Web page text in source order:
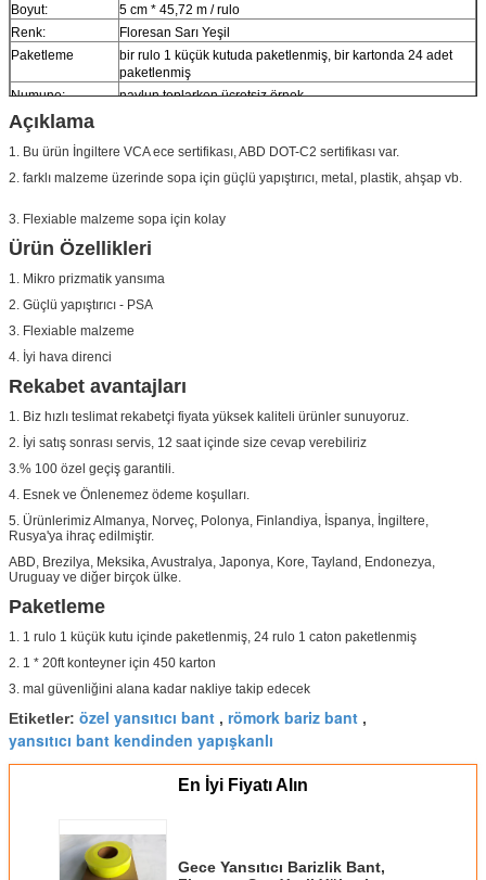
Boyut:
5 cm * 45,72 m / rulo
Renk:
Floresan Sarı Yeşil
Paketleme
bir rulo 1 küçük kutuda paketlenmiş, bir kartonda 24 adet
paketlenmiş
Numune:
navlun toplarken ücretsiz örnek
teslim
Açıklama
1. Bu ürün İngiltere VCA ece sertifikası, ABD DOT-C2 sertifikası var.
2. farklı malzeme üzerinde sopa için güçlü yapıştırıcı, metal, plastik, ahşap vb.
3. Flexiable malzeme sopa için kolay
Ürün Özellikleri
1. Mikro prizmatik yansıma
2. Güçlü yapıştırıcı - PSA
3. Flexiable malzeme
4. İyi hava direnci
Rekabet avantajları
1. Biz hızlı teslimat rekabetçi fiyata yüksek kaliteli ürünler sunuyoruz.
2. İyi satış sonrası servis, 12 saat içinde size cevap verebiliriz
3.% 100 özel geçiş garantili.
4. Esnek ve Önlenemez ödeme koşulları.
5. Ürünlerimiz Almanya, Norveç, Polonya, Finlandiya, İspanya, İngiltere,
Rusya'ya ihraç edilmiştir.
ABD, Brezilya, Meksika, Avustralya, Japonya, Kore, Tayland, Endonezya,
Uruguay ve diğer birçok ülke.
Paketleme
1. 1 rulo 1 küçük kutu içinde paketlenmiş, 24 rulo 1 caton paketlenmiş
2. 1 * 20ft konteyner için 450 karton
3. mal güvenliğini alana kadar nakliye takip edecek
Etiketler: özel yansıtıcı bant , römork bariz bant ,
yansıtıcı bant kendinden yapışkanlı
En İyi Fiyatı Alın
Gece Yansıtıcı Barizlik Bant,